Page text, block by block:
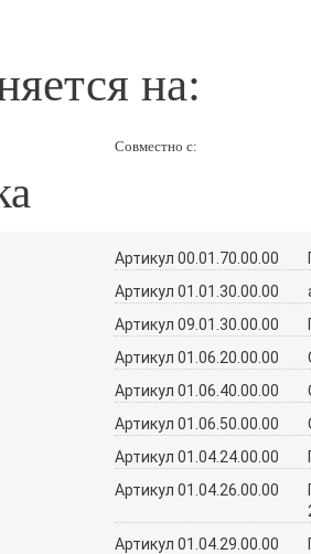
на:
Совместно с:
Артикул 00.01.70.00.00
Артикул 01.01.30.00.00
Артикул 09.01.30.00.00
Артикул 01.06.20.00.00
Артикул 01.06.40.00.00
Артикул 01.06.50.00.00
Артикул 01.04.24.00.00
Артикул 01.04.26.00.00
Артикул 01.04.29.00.00